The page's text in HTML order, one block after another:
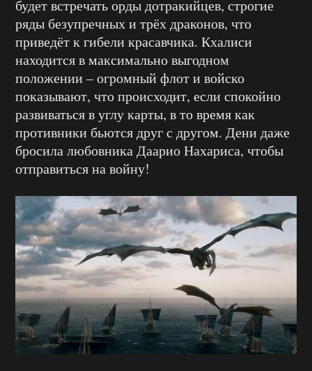
будет встречать орды дотракийцев, строгие
ряды безупречных и трёх драконов, что
приведёт к гибели красавчика. Кхалиси
находится в максимально выгодном
положении – огромный флот и войско
показывают, что происходит, если спокойно
развиваться в углу карты, в то время как
противники бьются друг с другом. Дени даже
бросила любовника Даарио Нахариса, чтобы
отправиться на войну!